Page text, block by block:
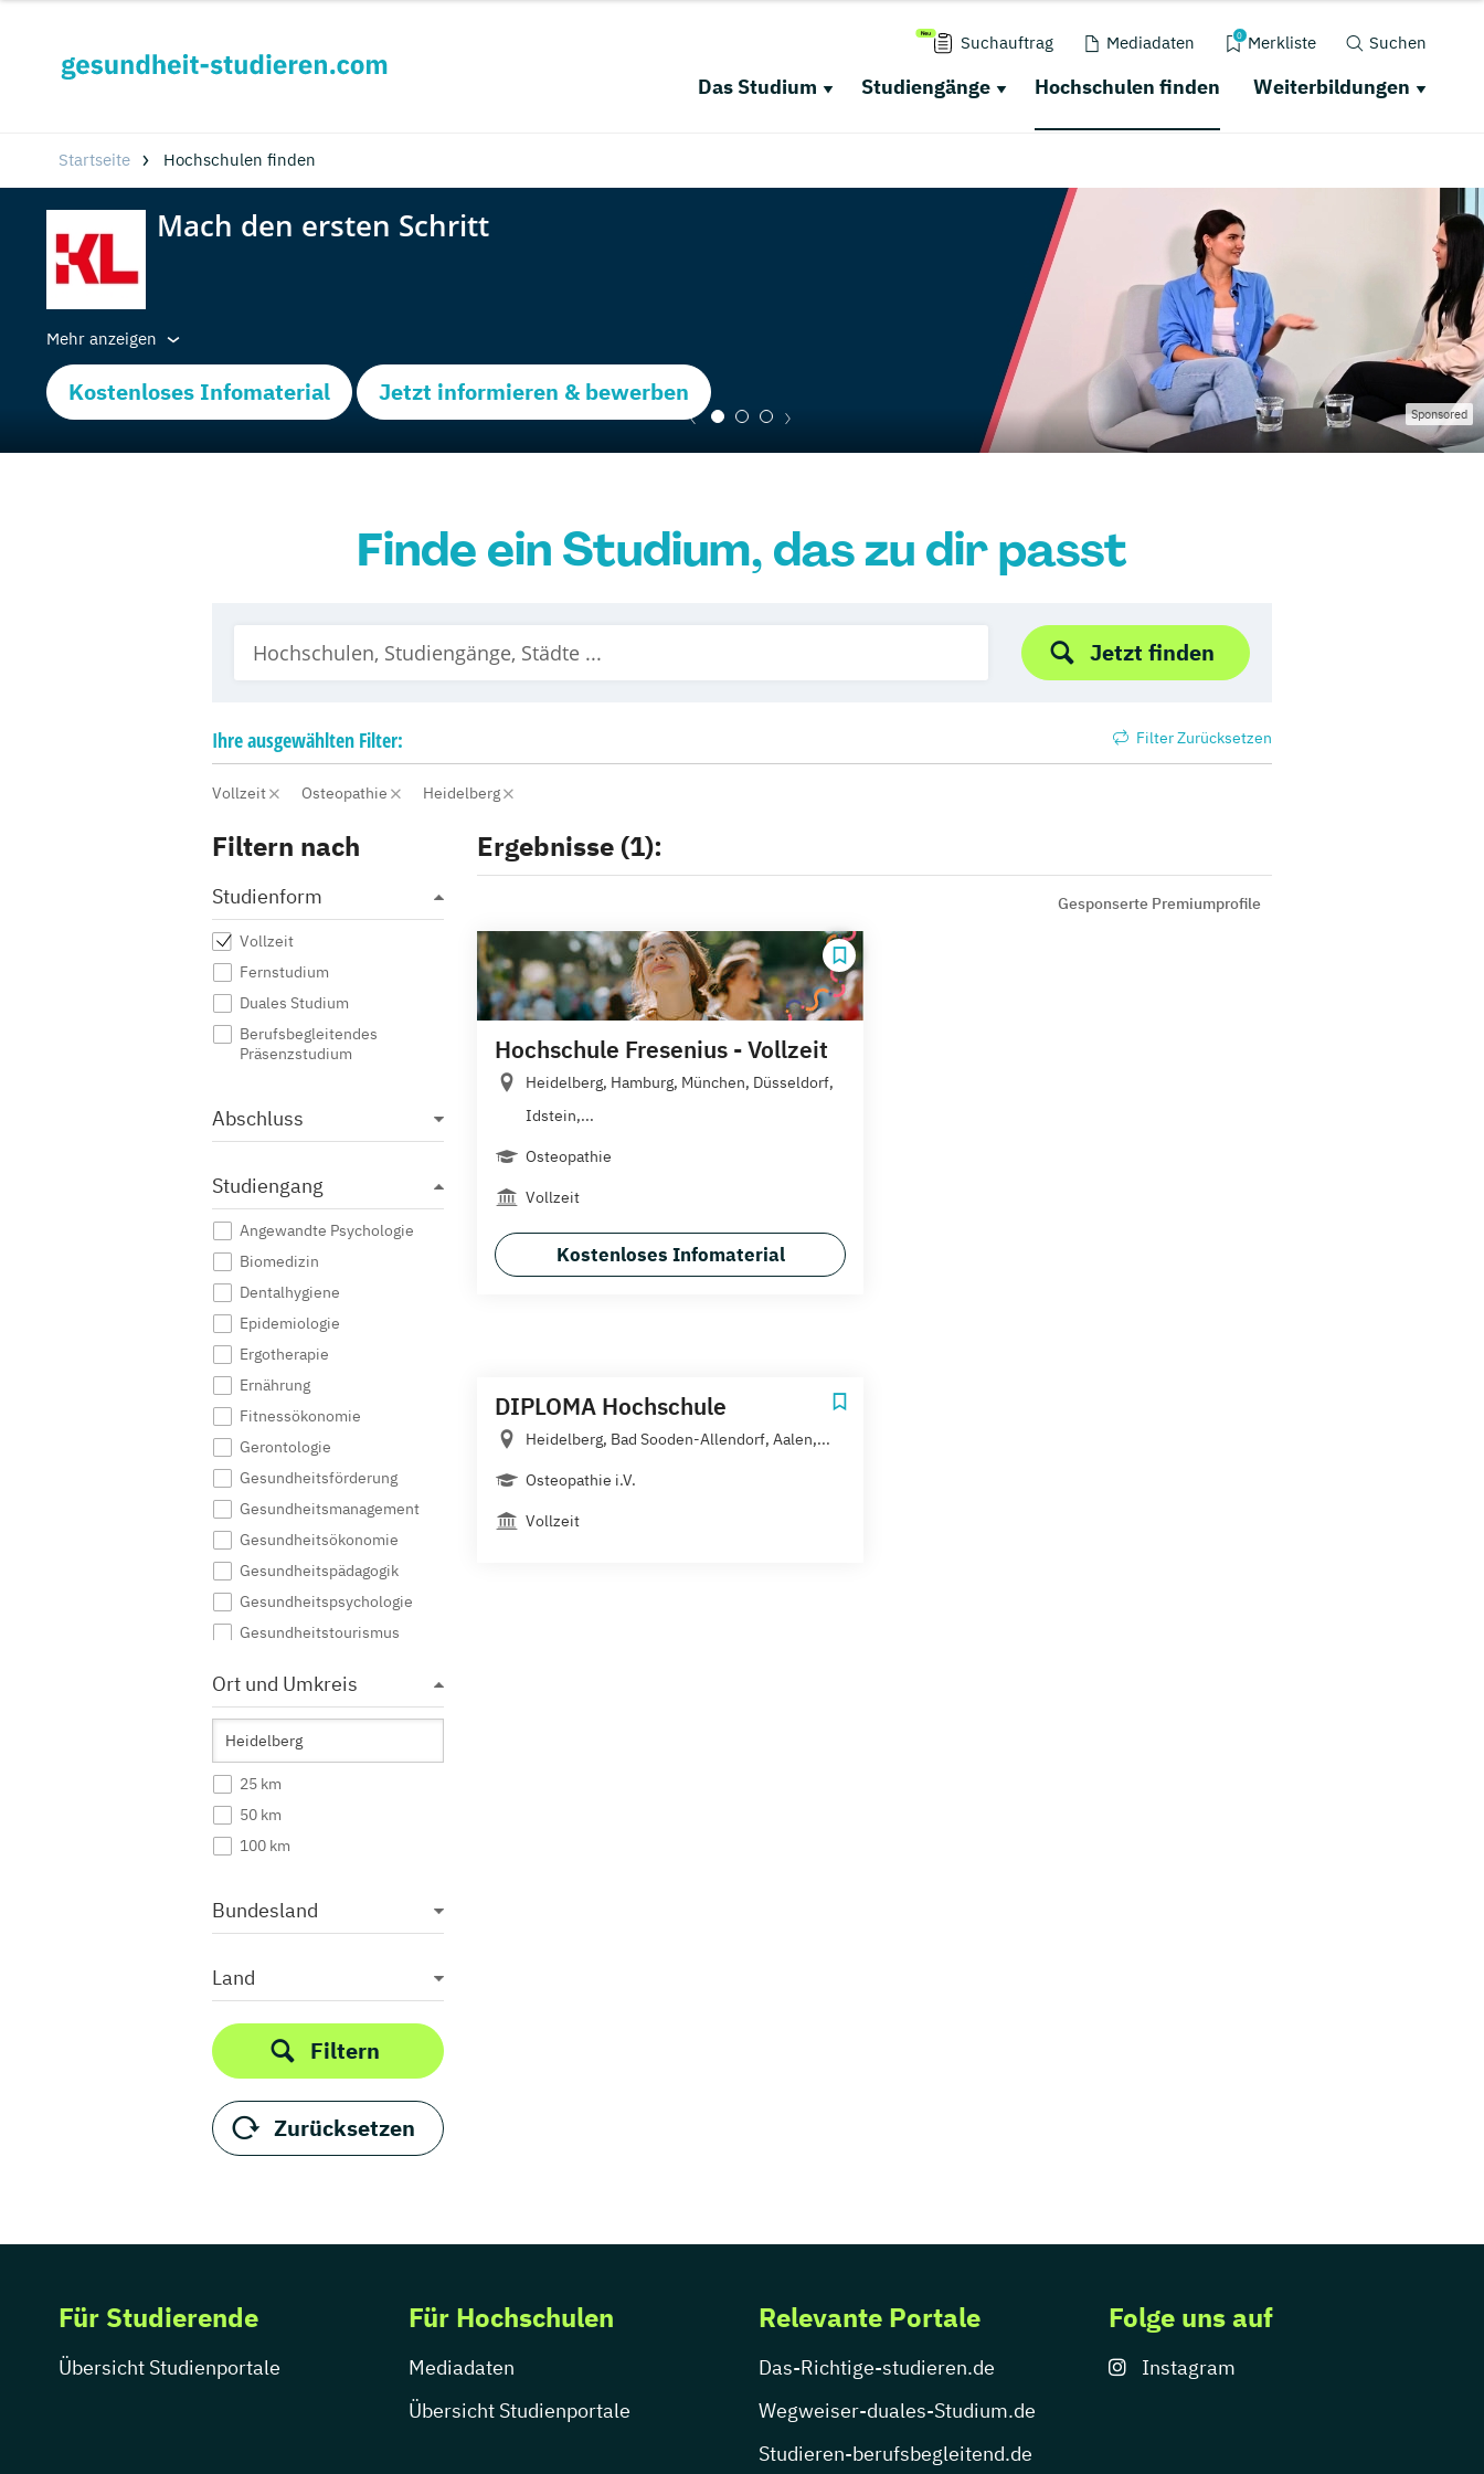
Suchauftrag Mediadaten 0 Merkliste Suchen
Das Studium Studiengänge Hochschulen finden Weiterbildungen
Startseite Hochschulen finden
Mehr anzeigen
Kostenloses Infomaterial Jetzt informieren & bewerben
Sponsored
Finde ein Studium, das zu dir passt
Jetzt finden
Ihreausgewählten Filter: Filter Zurücksetzen
Vollzeit Osteopathie Heidelberg
Filtern nach
Studienform
Vollzeit
Fernstudium
Duales Studium
Berufsbegleitendes
Präsenzstudium
Abschluss
Studiengang
Angewandte Psychologie
Biomedizin
Dentalhygiene
Epidemiologie
Ergotherapie
Ernährung
Fitnessökonomie
Gerontologie
Gesundheitsförderung
Gesundheitsmanagement
Gesundheitsökonomie
Gesundheitspädagogik
Gesundheitspsychologie
Gesundheitstourismus
Sozialmanagement
Gesundheitswissenschaften
Health Care Management
Hebammenkunde
Heilpädagogik
Logopädie
Medizin
Medizinische Informatik
Informationsmanagement
Medizintechnik
Musiktherapie
Ökotrophologie
Osteopathie
Physician Assistance
Ort und Umkreis
25 km
50 km
100 km
Bundesland
Land
Filtern
Zurücksetzen
Ergebnisse (1):
Gesponserte Premiumprofile
Hochschule Fresenius - Vollzeit
Heidelberg, Hamburg, München, Düsseldorf,
Idstein,...
Osteopathie
Vollzeit
Kostenloses Infomaterial
DIPLOMA Hochschule
Heidelberg, Bad Sooden-Allendorf, Aalen,...
Osteopathie i.V.
Vollzeit
Für Studierende
Übersicht Studienportale
Für Hochschulen
Mediadaten
Übersicht Studienportale
Relevante Portale
Das-Richtige-studieren.de
Wegweiser-duales-Studium.de
Studieren-berufsbegleitend.de
Folge uns auf
Instagram